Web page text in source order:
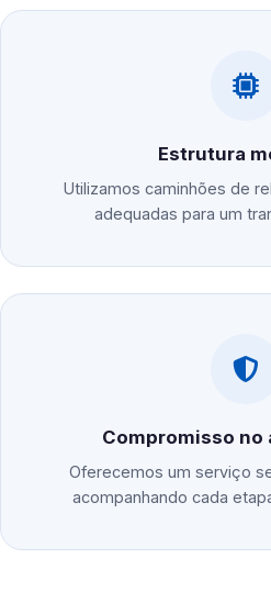
Estrutura
Utilizamos caminhões de
adequadas para um
Compromisso
Oferecemos um serviço
acompanhando cada